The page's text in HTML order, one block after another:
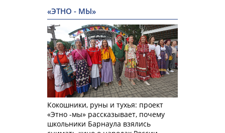
«ЭТНО - МЫ»
Кокошники, руны и тухья: проект
«Этно -мы» рассказывает, почему
школьники Барнаула взялись